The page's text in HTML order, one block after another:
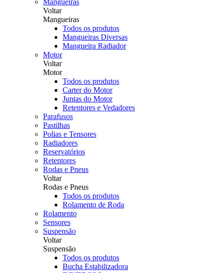
Mangueiras
Voltar
Mangueiras
Todos os produtos
Mangueiras Diversas
Mangueira Radiador
Motor
Voltar
Motor
Todos os produtos
Carter do Motor
Juntas do Motor
Retentores e Vedadores
Parafusos
Pastilhas
Polias e Tensores
Radiadores
Reservatórios
Retentores
Rodas e Pneus
Voltar
Rodas e Pneus
Todos os produtos
Rolamento de Roda
Rolamento
Sensores
Suspensão
Voltar
Suspensão
Todos os produtos
Bucha Estabilizadora